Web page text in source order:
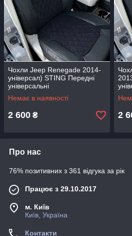
Чохли Jeep Renegade 2014-
універсал) STING Передні
універсальні
Немає в наявності
2 600 ₴ 2
Про нас
76% позитивних з 361 відгука за рік
Працює з 29.10.2017
м. Київ
Київ, Україна
Контакти